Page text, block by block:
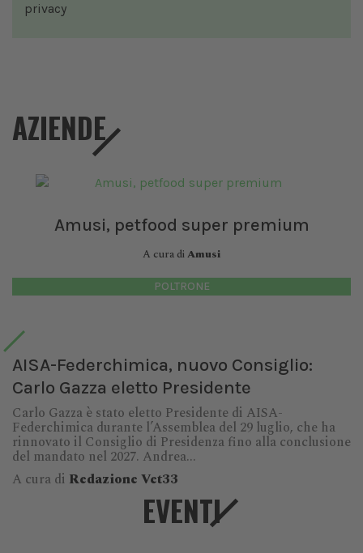
privacy
AZIENDE
Amusi, petfood super premium
A cura diAmusi
POLTRONE
AISA-Federchimica, nuovo Consiglio:
Carlo Gazza eletto Presidente
Carlo Gazza è stato eletto Presidente di AISA-
Federchimica durante l’Assemblea del 29 luglio, che ha
rinnovato il Consiglio di Presidenza fino alla conclusione
del mandato nel 2027. Andrea...
A cura di Redazione Vet33
EVENTI